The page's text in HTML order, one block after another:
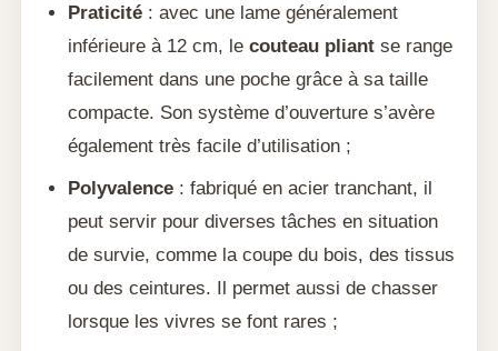
Praticité : avec une lame généralement
inférieure à 12 cm, le couteau pliant se range
facilement dans une poche grâce à sa taille
compacte. Son système d’ouverture s’avère
également très facile d’utilisation ;
Polyvalence : fabriqué en acier tranchant, il
peut servir pour diverses tâches en situation
de survie, comme la coupe du bois, des tissus
ou des ceintures. Il permet aussi de chasser
lorsque les vivres se font rares ;